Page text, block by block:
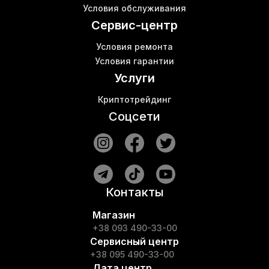
Купить майнер s17
Проверенный майнинг
Условия обслуживания
Сервис-центр
Условия ремонта
Условия гарантии
Услуги
Криптотрейдинг
Соцсети
Контакты
Магазин
+38 093 490-33-00
Сервисный центр
+38 095 490-33-00